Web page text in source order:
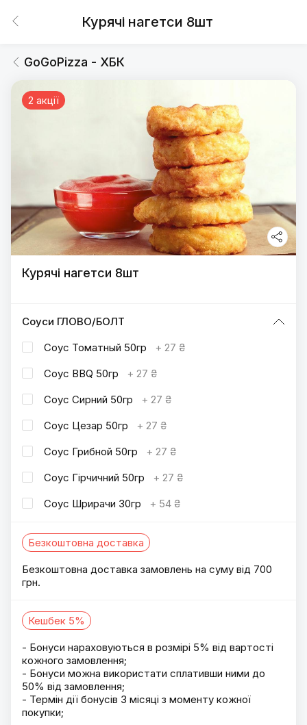
Курячі нагетси 8шт
GoGoPizza - ХБК
2 акції
Курячі нагетси 8шт
Соуси ГЛОВО/БОЛТ
Соус Томатный 50гр
+ 27 ₴
Соус BBQ 50гр
+ 27 ₴
Соус Сирний 50гр
+ 27 ₴
Соус Цезар 50гр
+ 27 ₴
Соус Грибной 50гр
+ 27 ₴
Соус Гірчичний 50гр
+ 27 ₴
Соус Шрирачи 30гр
+ 54 ₴
Безкоштовна доставка
Безкоштовна доставка замовлень на суму від 700
грн.
Кешбек 5%
- Бонуси нараховуються в розмірі 5% від вартості
кожного замовлення;
- Бонуси можна використати сплативши ними до
50% від замовлення;
- Термін дії бонусів 3 місяці з моменту кожної
покупки;